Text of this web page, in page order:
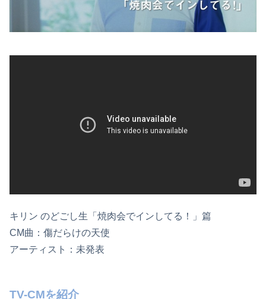
キリン のどごし生「焼肉会でインしてる！」篇
CM曲：傷だらけの天使
アーティスト：未発表
TV-CMを紹介